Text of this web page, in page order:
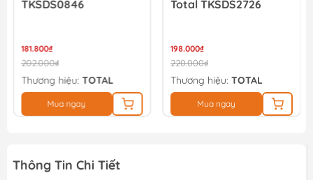
TKSDS0846
181.800₫
202.000₫
Thương hiệu: TOTAL
Mua ngay
Total TKSDS2726
198.000₫
220.000₫
Thương hiệu: TOTAL
Mua ngay
Thông Tin Chi Tiết